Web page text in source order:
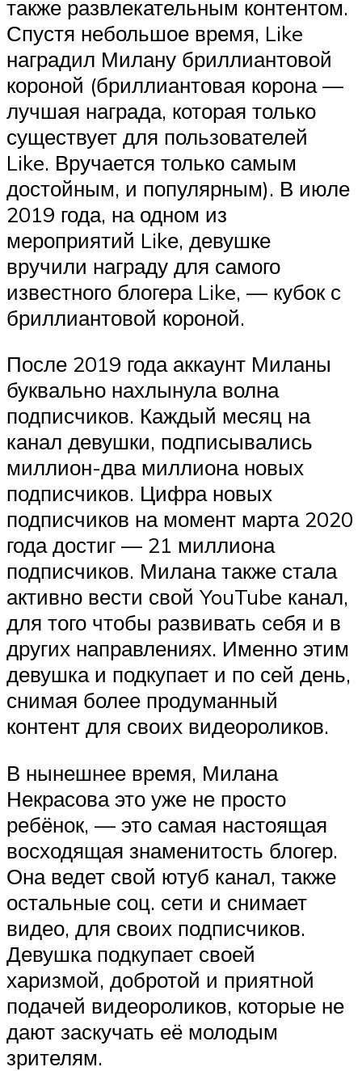
также развлекательным контентом.
Спустя небольшое время, Like
наградил Милану бриллиантовой
короной (бриллиантовая корона —
лучшая награда, которая только
существует для пользователей
Like. Вручается только самым
достойным, и популярным). В июле
2019 года, на одном из
мероприятий Likе, девушке
вручили награду для самого
известного блогера Like, — кубок с
бриллиантовой короной.
После 2019 года аккаунт Миланы
буквально нахлынула волна
подписчиков. Каждый месяц на
канал девушки, подписывались
миллион-два миллиона новых
подписчиков. Цифра новых
подписчиков на момент марта 2020
года достиг — 21 миллиона
подписчиков. Милана также стала
активно вести свой YouTube канал,
для того чтобы развивать себя и в
других направлениях. Именно этим
девушка и подкупает и по сей день,
снимая более продуманный
контент для своих видеороликов.
В нынешнее время, Милана
Некрасова это уже не просто
ребёнок, — это самая настоящая
восходящая знаменитость блогер.
Она ведет свой ютуб канал, также
остальные соц. сети и снимает
видео, для своих подписчиков.
Девушка подкупает своей
харизмой, добротой и приятной
подачей видеороликов, которые не
дают заскучать её молодым
зрителям.